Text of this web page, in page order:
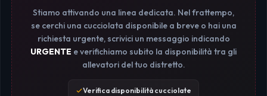
Stiamo attivando una linea dedicata. Nel frattempo,
se cerchi una cucciolata disponibile a breve o hai una
richiesta urgente, scrivici un messaggio indicando
URGENTE e verifichiamo subito la disponibilità tra gli
allevatori del tuo distretto.
Verifica disponibilità cucciolate